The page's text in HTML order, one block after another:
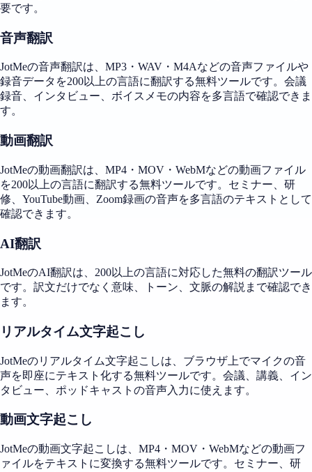
要です。
音声翻訳
JotMeの音声翻訳は、MP3・WAV・M4Aなどの音声ファイルや
録音データを200以上の言語に翻訳する無料ツールです。会議
録音、インタビュー、ボイスメモの内容を多言語で確認できま
す。
動画翻訳
JotMeの動画翻訳は、MP4・MOV・WebMなどの動画ファイル
を200以上の言語に翻訳する無料ツールです。セミナー、研
修、YouTube動画、Zoom録画の音声を多言語のテキストとして
確認できます。
AI翻訳
JotMeのAI翻訳は、200以上の言語に対応した無料の翻訳ツール
です。訳文だけでなく意味、トーン、文脈の解説まで確認でき
ます。
リアルタイム文字起こし
JotMeのリアルタイム文字起こしは、ブラウザ上でマイクの音
声を即座にテキスト化する無料ツールです。会議、講義、イン
タビュー、ポッドキャストの音声入力に使えます。
動画文字起こし
JotMeの動画文字起こしは、MP4・MOV・WebMなどの動画フ
ァイルをテキストに変換する無料ツールです。セミナー、研